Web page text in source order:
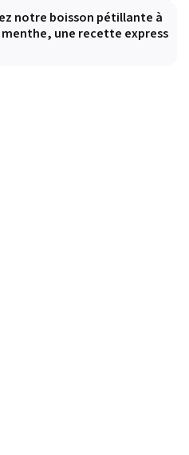
notre boisson pétillante à
une recette express